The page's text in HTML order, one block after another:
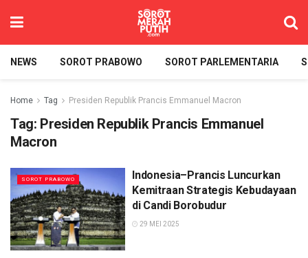
NEWS SOROT PRABOWO SOROT PARLEMENTARIA
Home Tag Presiden Republik Prancis Emmanuel Macron
Tag: Presiden Republik Prancis Emmanuel
Macron
SOROT PRABOWO
Indonesia–Prancis Luncurkan
Kemitraan Strategis Kebudayaan
di Candi Borobudur
29 MEI 2025